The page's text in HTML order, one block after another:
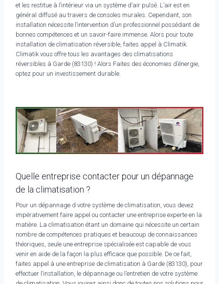
et les restitue à l’intérieur via un système d’air pulsé. L’air est en
général diffusé au travers de consoles murales. Cependant, son
installation nécessite l’intervention d’un professionnel possédant de
bonnes compétences et un savoir-faire immense. Alors pour toute
installation de climatisation réversible, faites appel à Climatik.
Climatik vous offre tous les avantages des climatisations
réversibles à Garde (83130) ! Alors Faites des économies d’énergie,
optez pour un investissement durable.
Quelle entreprise contacter pour un dépannage
de la climatisation ?
Pour un dépannage d votre système de climatisation, vous devez
impérativement faire appel ou contacter une entreprise experte en la
matière. La climatisation étant un domaine qui nécessite un certain
nombre de compétences pratiques et beaucoup de connaissances
théoriques, seule une entreprise spécialisée est capable de vous
venir en aide de la façon la plus efficace que possible. De ce fait,
faites appel à une entreprise de climatisation à Garde (83130), pour
effectuer l’installation, le dépannage ou l’entretien de votre système